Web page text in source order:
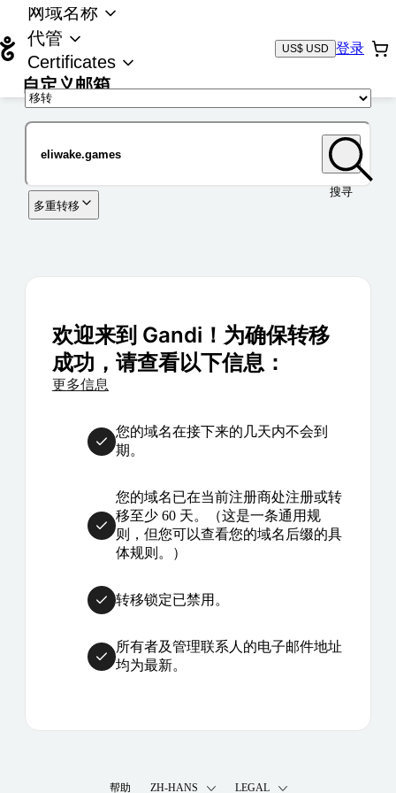
网域名称
代管
Certificates
自定义邮箱
US$ USD 登录
搜寻
多重转移
欢迎来到 Gandi！为确保转移
成功，请查看以下信息：
更多信息
您的域名在接下来的几天内不会到
期。
您的域名已在当前注册商处注册或转
移至少 60 天。（这是一条通用规
则，但您可以查看您的域名后缀的具
体规则。）
转移锁定已禁用。
所有者及管理联系人的电子邮件地址
均为最新。
帮助 ZH-HANS LEGAL